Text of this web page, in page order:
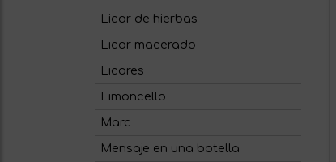
Licor de hierbas
Licor macerado
Licores
Limoncello
Marc
Mensaje en una botella